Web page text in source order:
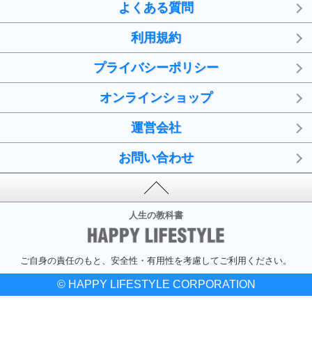
よくある質問
利用規約
プライバシーポリシー
オンラインショップ
運営会社
お問い合わせ
人生の教科書
ご自身の責任のもと、安全性・有用性を考慮してご利用ください。
© HAPPY LIFESTYLE CORPORATION